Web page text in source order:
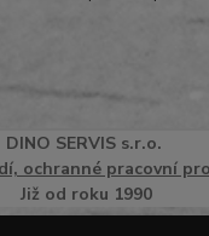
DINO SERVISs.r.o.
ochranné pracovní
Již od roku 1990